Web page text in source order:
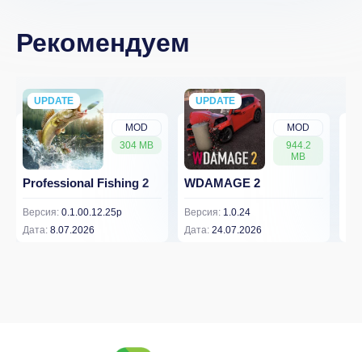
Рекомендуем
MOD
304 MB
UPDATE
NEW
Professional Fishing 2
Версия: 0.1.00.12.25p
Дата: 8.07.2026
MOD
944.2
MB
UPDATE
NEW
WDAMAGE 2
Версия: 1.0.24
Дата: 24.07.2026